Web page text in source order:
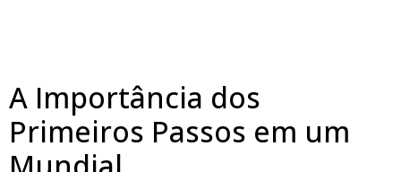
A Importância dos
Primeiros Passos em um